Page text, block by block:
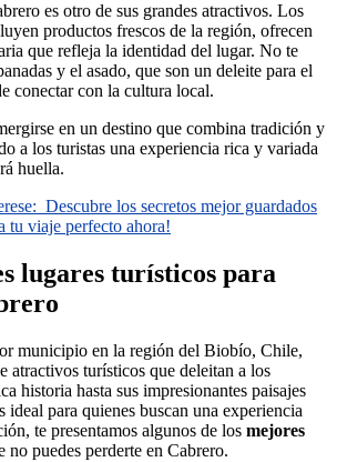
es otro de sus grandes atractivos. Los
productos frescos de la región, ofrecen
que refleja la identidad del lugar. No te
y el asado, que son un deleite para el
conectar con la cultura local.
en un destino que combina tradición y
a los turistas una experiencia rica y variada
huella.
Descubre los secretos mejor guardados
tu viaje perfecto ahora!
lugares turísticos para
municipio en la región del Biobío, Chile,
atractivos turísticos que deleitan a los
historia hasta sus impresionantes paisajes
ideal para quienes buscan una experiencia
te presentamos algunos de los mejores
no puedes perderte en Cabrero.